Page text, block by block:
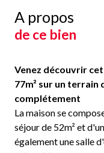
A propos
de ce bien
Venez découvrir
77m² sur un terrain
complétement
La maison se
séjour de 52m² et
également une salle